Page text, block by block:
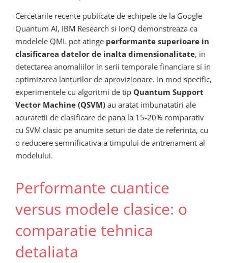
Cercetarile recente publicate de echipele de la Google
Quantum AI, IBM Research si IonQ demonstreaza ca
modelele QML pot atinge performante superioare in
clasificarea datelor de inalta dimensionalitate, in
detectarea anomaliilor in serii temporale financiare si in
optimizarea lanturilor de aprovizionare. In mod specific,
experimentele cu algoritmi de tip Quantum Support
Vector Machine (QSVM) au aratat imbunatatiri ale
acuratetii de clasificare de pana la 15-20% comparativ
cu SVM clasic pe anumite seturi de date de referinta, cu
o reducere semnificativa a timpului de antrenament al
modelului.
Performante cuantice
versus modele clasice: o
comparatie tehnica
detaliata